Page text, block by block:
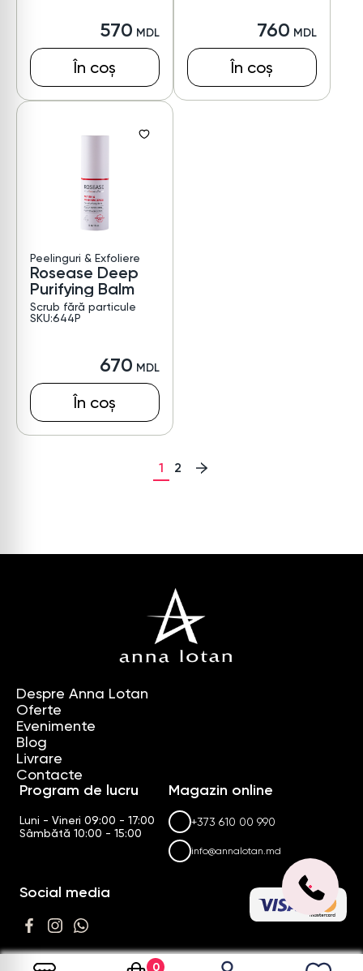
0
570
În coș
760
În coș
Peelinguri & Exfoliere
Rosease Deep
Purifying Balm
Scrub fără particule
SKU:644P
670
În coș
1 2
Despre Anna Lotan
Oferte
Evenimente
Blog
Livrare
Contacte
Magazin online
+373 610 00 990
info@annalotan.md
Program de lucru
Luni - Vineri 09:00 - 17:00
Sâmbătă 10:00 - 15:00
Social media